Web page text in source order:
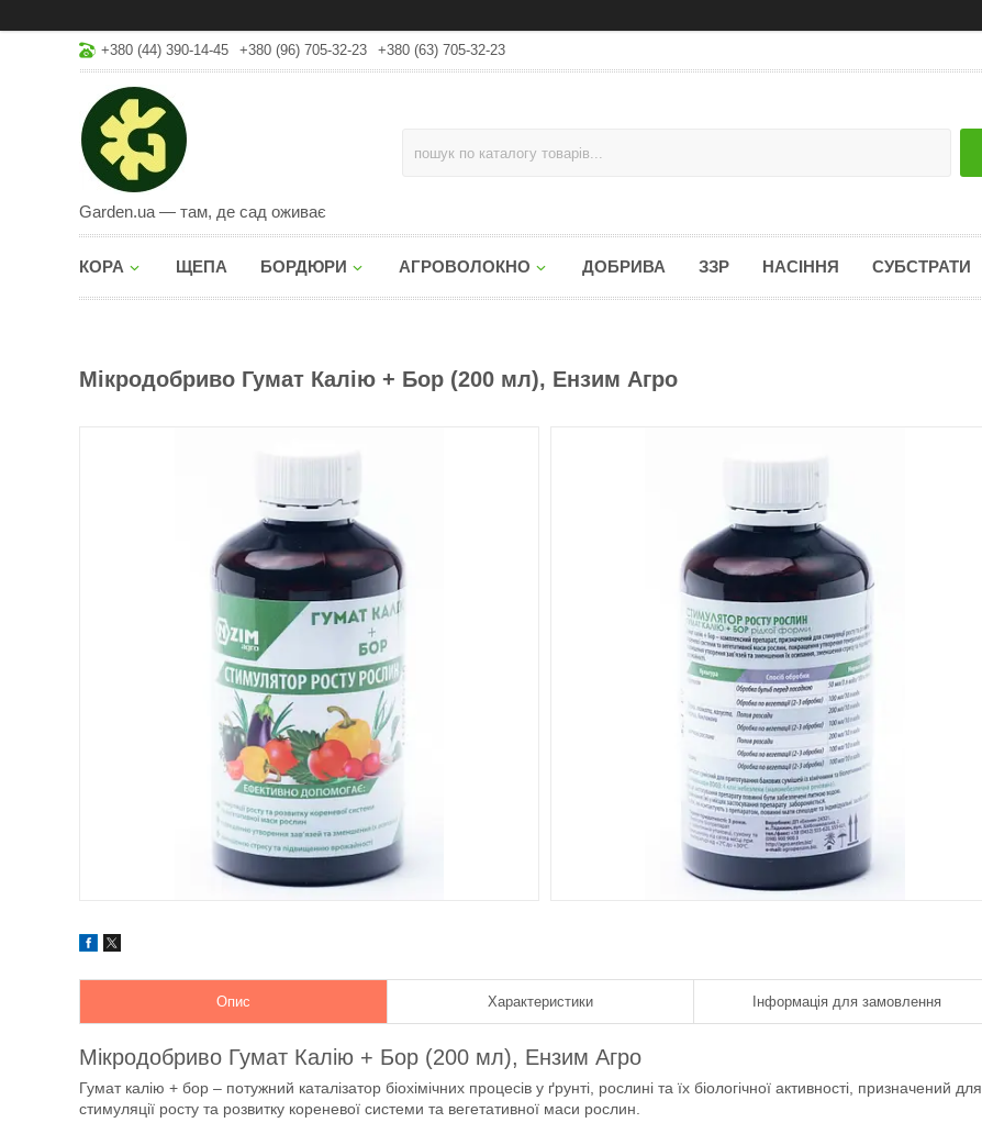
+380 (44) 390-14-45 +380 (96) 705-32-23 +380 (63) 705-32-23
Garden.ua — там, де сад оживає
КОРА ЩЕПА БОРДЮРИ АГРОВОЛОКНО ДОБРИВА ЗЗР НАСІННЯ СУБСТРАТИ
Мікродобриво Гумат Калію + Бор (200 мл), Ензим Агро
Опис Характеристики Інформація для замовлення
Мікродобриво Гумат Калію + Бор (200 мл), Ензим Агро
Гумат калію + бор – потужний каталізатор біохімічних процесів у ґрунті, рослині та їх біологічної активності, призначений для
стимуляції росту та розвитку кореневої системи та вегетативної маси рослин.